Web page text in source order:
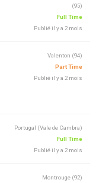
(95)
Full Time
Publié il y a 2 mois
Valenton (94)
Part Time
Publié il y a 2 mois
Portugal (Vale de Cambra)
Full Time
Publié il y a 2 mois
Montrouge (92)